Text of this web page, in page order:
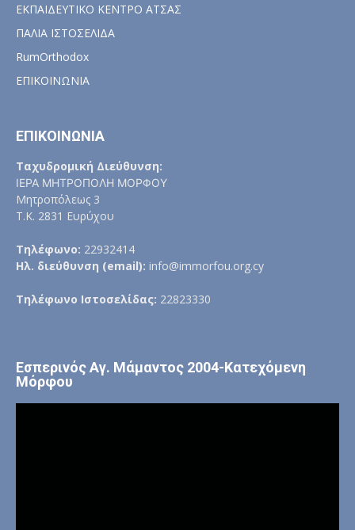
ΕΚΠΑΙΔΕΥΤΙΚΟ ΚΕΝΤΡΟ ΑΤΣΑΣ
ΠΑΛΙΑ ΙΣΤΟΣΕΛΙΔΑ
RumOrthodox
ΕΠΙΚΟΙΝΩΝΙΑ
ΕΠΙΚΟΙΝΩΝΙΑ
Ταχυδρομική Διεύθυνση:
ΙΕΡΑ ΜΗΤΡΟΠΟΛΗ ΜΟΡΦΟΥ
Μητροπόλεως 3
Τ.Κ. 2831 Ευρύχου
Τηλέφωνο: 22932414
Ηλ. διεύθυνση (email): info@immorfou.org.cy
Τηλέφωνο Ιστοσελίδας: 22823330
Εσπερινός Αγ. Μάμαντος 2004-Κατεχόμενη
Μόρφου